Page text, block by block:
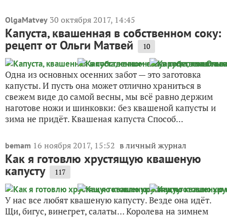
OlgaMatvey 30 октября 2017, 14:45
Капуста, квашенная в собственном соку:
рецепт от Ольги Матвей 10
Одна из основных осенних забот — это заготовка
капусты. И пусть она может отлично храниться в
свежем виде до самой весны, мы всё равно держим
наготове ножи и шинковки: без квашеной капусты и
зима не придёт. Квашеная капуста Способ...
bemam 16 ноября 2017, 15:52 в личный журнал
Как я готовлю хрустящую квашеную
капусту 117
У нас все любят квашеную капусту. Везде она идёт.
Щи, бигус, винегрет, салаты… Королева на зимнем